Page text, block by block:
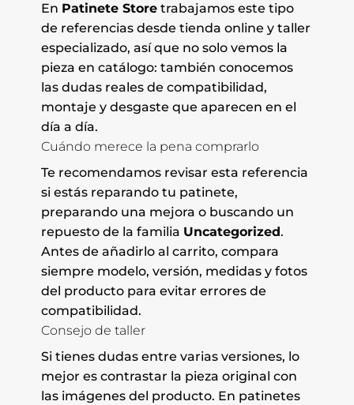
En Patinete Storetrabajamos este tipo
de referencias desde tienda online y taller
especializado, así que no solo vemos la
pieza en catálogo: también conocemos
las dudas reales de compatibilidad,
montaje y desgaste que aparecen en el
día a día.
Cuándo merece la pena comprarlo
Te recomendamos revisar esta referencia
si estás reparando tu patinete,
preparando una mejora o buscando un
repuesto de la familia Uncategorized.
Antes de añadirlo al carrito, compara
siempre modelo, versión, medidas y fotos
del producto para evitar errores de
compatibilidad.
Consejo de taller
Si tienes dudas entre varias versiones, lo
mejor es contrastar la pieza original con
las imágenes del producto. En patinetes